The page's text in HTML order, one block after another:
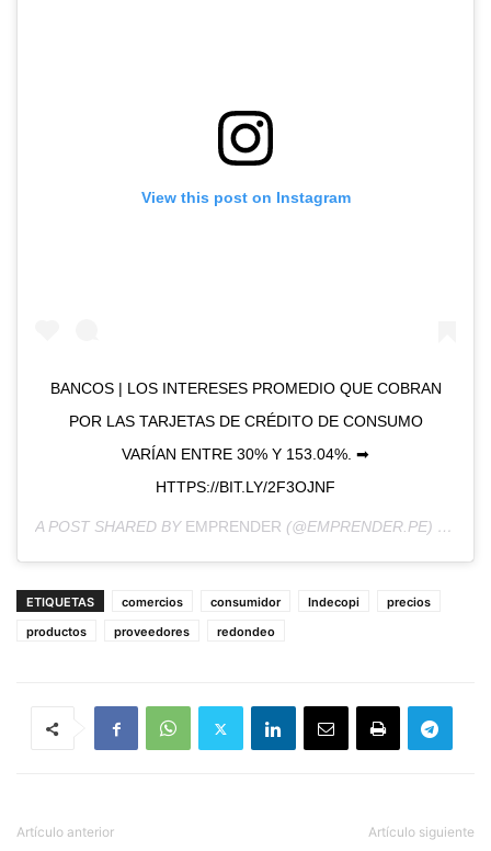
View this post on Instagram
BANCOS | LOS INTERESES PROMEDIO QUE COBRAN
POR LAS TARJETAS DE CRÉDITO DE CONSUMO
VARÍAN ENTRE 30% Y 153.04%. ➡
HTTPS://BIT.LY/2F3OJNF
A POST SHARED BY EMPRENDER (@EMPRENDER.PE) ON
ETIQUETAS comercios consumidor Indecopi
precios
productos
proveedores redondeo
Artículo anterior Artículo siguiente